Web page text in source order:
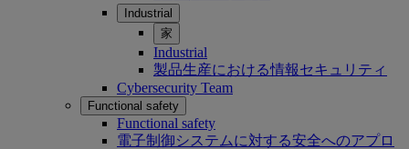
Industrial
家
Industrial
製品生産における情報セキュリティ
Cybersecurity Team
Functional safety
Functional safety
電子制御システムに対する安全へのアプロ